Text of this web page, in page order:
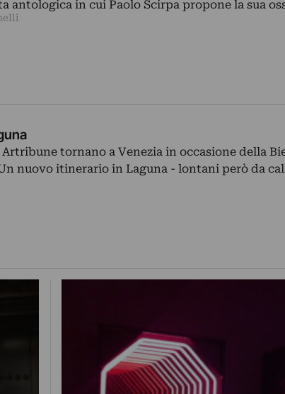
antologica in cui Paolo Scirpa propone la sua
Artribune tornano a Venezia in occasione della
nuovo itinerario in Laguna - lontani però da